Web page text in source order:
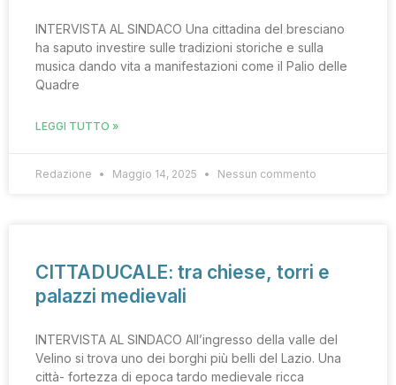
INTERVISTA AL SINDACO Una cittadina del bresciano
ha saputo investire sulle tradizioni storiche e sulla
musica dando vita a manifestazioni come il Palio delle
Quadre
LEGGI TUTTO »
Redazione Maggio 14, 2025 Nessun commento
CITTADUCALE: tra chiese, torri e
palazzi medievali
INTERVISTA AL SINDACO All’ingresso della valle del
Velino si trova uno dei borghi più belli del Lazio. Una
città- fortezza di epoca tardo medievale ricca